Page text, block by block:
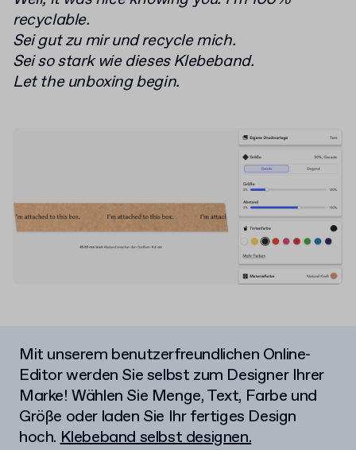
recyclable.
Sei gut zu mir und recycle mich.
Sei so stark wie dieses Klebeband.
Let the unboxing begin.
Mit unserem benutzerfreundlichen Online-
Editor werden Sie selbst zum Designer Ihrer
Marke! Wählen Sie Menge, Text, Farbe und
Größe oder laden Sie Ihr fertiges Design
hoch.Klebeband selbst designen.